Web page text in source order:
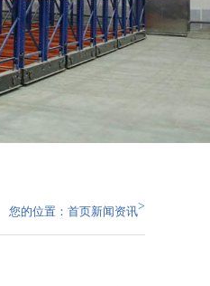
您的位置： 首页 >
新闻资讯